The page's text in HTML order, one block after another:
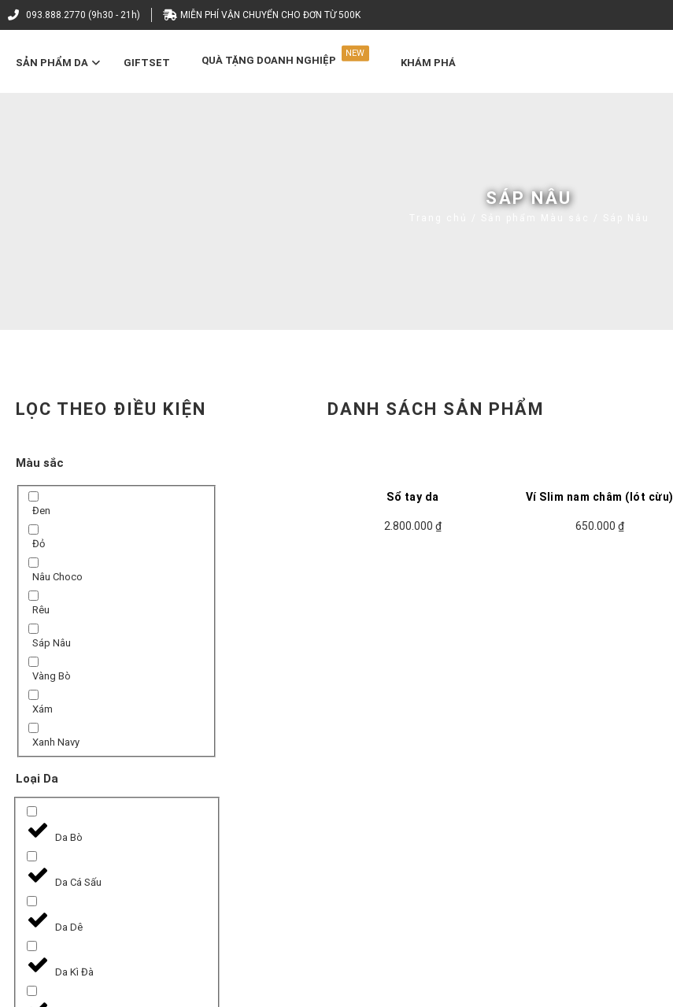
093.888.2770 (9h30 - 21h) MIỄN PHÍ VẬN CHUYỂN CHO ĐƠN TỪ 500K
SẢN PHẨM DA GIFTSET QUÀ TẶNG DOANH NGHIỆP
NEW
KHÁM PHÁ
SÁP NÂU
LỌC THEO ĐIỀU KIỆN
Màu sắc
Đen
Đỏ
Nâu Choco
Rêu
Sáp Nâu
Vàng Bò
Xám
Xanh Navy
Loại Da
Da Bò
Da Cá Sấu
Da Dê
Da Kì Đà
DANH SÁCH SẢN PHẨM
Sổ tay da
2.800.000 ₫
Ví Slim nam châm (lót cừu)
650.000 ₫